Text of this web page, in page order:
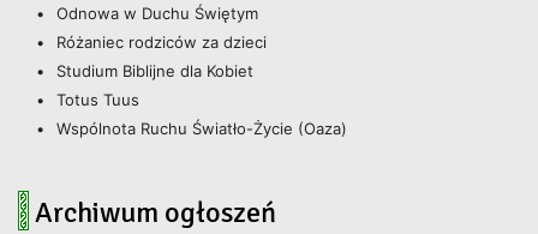
Odnowa w Duchu Świętym
Różaniec rodziców za dzieci
Studium Biblijne dla Kobiet
Totus Tuus
Wspólnota Ruchu Światło-Życie (Oaza)
Archiwum ogłoszeń